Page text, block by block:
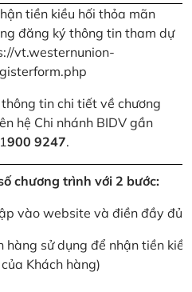
tiền kiều hối thỏa mãn
đăng ký thông tin tham dự
vt.westernunion-
tin chi tiết về chương
hệ Chi nhánh BIDV gần
900 9247.
chương trình với 2 bước:
vào website và điền đầy đủ
hàng sử dụng để nhận tiền
Khách hàng)